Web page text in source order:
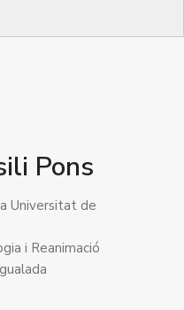
Pons
Universitat de
i Reanimació